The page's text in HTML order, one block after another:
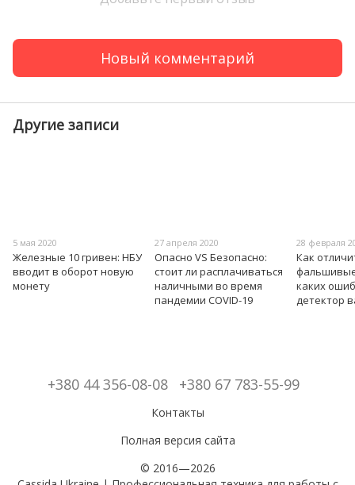
Новый комментарий
Другие записи
5 мая 2020
Железные 10 гривен: НБУ
вводит в оборот новую
монету
27 апреля 2020
Опасно VS Безопасно:
стоит ли расплачиваться
наличными во время
пандемии COVID-19
28 февраля
Как
каких
детектор
+380 44 356-08-08 +380 67 783-55-99
Контакты
Полная версия сайта
© 2016—2026